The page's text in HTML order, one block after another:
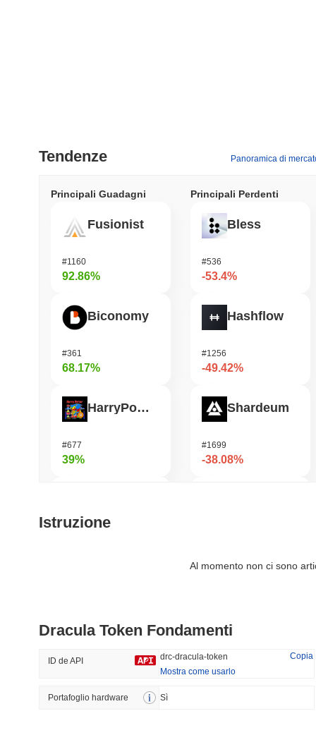
Tendenze Panoramica di
Principali Guadagni
Fusionist
#1160
92.86%
Biconomy
#361
68.17%
HarryPotterObamaSonic10Inu (ETH)
#677
39%
#315
Principali Perdenti
Bless
#536
-53.4%
Hashflow
#1256
-49.42%
Shardeum
#1699
-38.08%
#542
Tendenze
Istruzione
Al momento non ci sono
Dracula Token Fondamenti
ID de API drc-dracula-token
Copia
Mostra come usarlo
Portafoglio hardware Sì